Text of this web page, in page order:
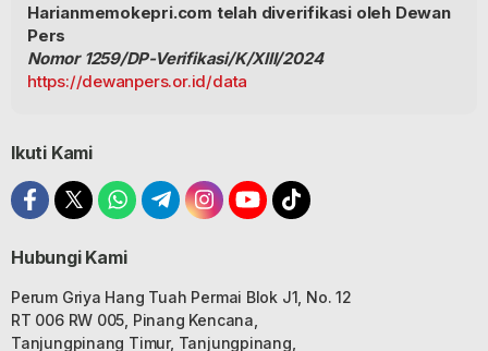
Harianmemokepri.com telah diverifikasi oleh Dewan
Pers
Nomor 1259/DP-Verifikasi/K/XIII/2024
https://dewanpers.or.id/data
Ikuti Kami
Hubungi Kami
Perum Griya Hang Tuah Permai Blok J1, No. 12
RT 006 RW 005, Pinang Kencana,
Tanjungpinang Timur, Tanjungpinang,